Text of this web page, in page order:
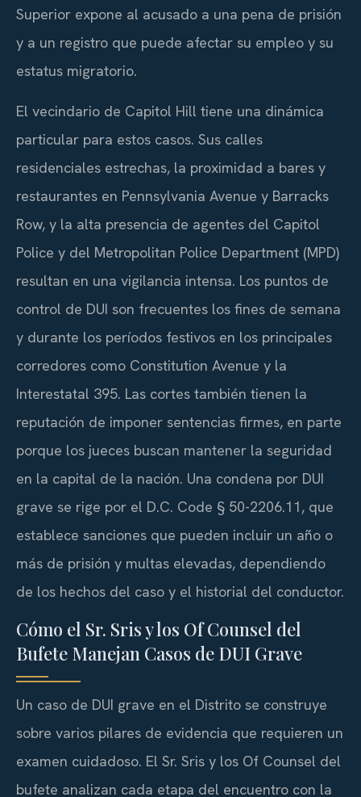
Superior expone al acusado a una pena de prisión
y a un registro que puede afectar su empleo y su
estatus migratorio.
El vecindario de Capitol Hill tiene una dinámica
particular para estos casos. Sus calles
residenciales estrechas, la proximidad a bares y
restaurantes en Pennsylvania Avenue y Barracks
Row, y la alta presencia de agentes del Capitol
Police y del Metropolitan Police Department (MPD)
resultan en una vigilancia intensa. Los puntos de
control de DUI son frecuentes los fines de semana
y durante los períodos festivos en los principales
corredores como Constitution Avenue y la
Interestatal 395. Las cortes también tienen la
reputación de imponer sentencias firmes, en parte
porque los jueces buscan mantener la seguridad
en la capital de la nación. Una condena por DUI
grave se rige por el D.C. Code § 50-2206.11, que
establece sanciones que pueden incluir un año o
más de prisión y multas elevadas, dependiendo
de los hechos del caso y el historial del conductor.
Cómo el Sr. Sris y los Of Counsel del
Bufete Manejan Casos de DUI Grave
Un caso de DUI grave en el Distrito se construye
sobre varios pilares de evidencia que requieren un
examen cuidadoso. El Sr. Sris y los Of Counsel del
bufete analizan cada etapa del encuentro con la